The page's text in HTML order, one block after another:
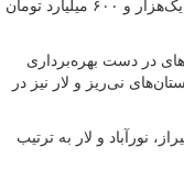
هزار و ۲۰۰ میلیارد تومان و شرکت گاز فارس با یک‌هزار و ۶۰۰ میلیارد تومان
در دست بهره‌برداری
نی‌ریز و لار نیز در
نورآباد و لار به ترتیب